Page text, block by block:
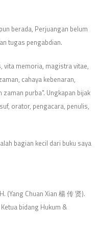
berada, Perjuangan belum
tugas pengabdian.
memoria, magistra vitae,
cahaya kebenaran,
purba". Ungkapan bijak
orator, pengacara, penulis,
bagian kecil dari buku saya
(Yang Chuan Xian 楊 传 贤).
bidang Hukum &